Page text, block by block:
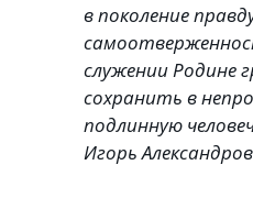
в поколение
служении Родине
сохранить в
подлинную
Игорь